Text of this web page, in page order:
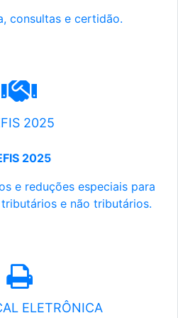
consultas e certidão.
2025
2025
e reduções especiais para
e não tributários.
ELETRÔNICA